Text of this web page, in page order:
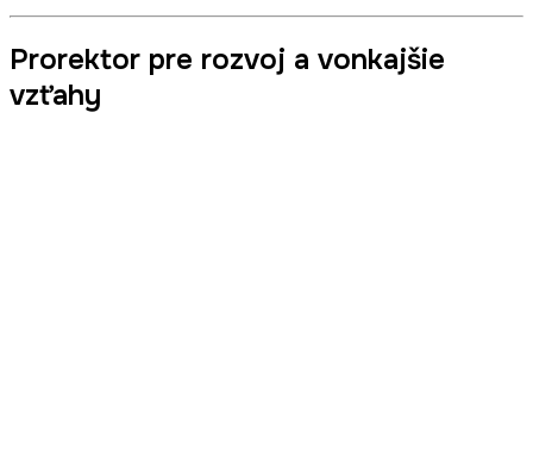
Prorektor pre rozvoj a vonkajšie
vzťahy